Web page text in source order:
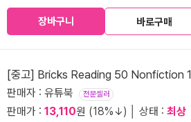
장바구니 바로구매
[중고] Bricks Reading 50 Nonfiction 1
판매자 : 유튜북 전문셀러
판매가 : 13,110원 (18%↓) │ 상태 : 최상